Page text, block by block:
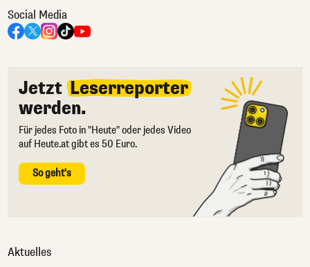
Social Media
Jetzt Leserreporter
werden.
Für jedes Foto in "Heute" oder jedes Video
auf Heute.at gibt es 50 Euro.
So geht's
Aktuelles